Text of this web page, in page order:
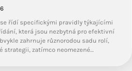
řídí specifickými pravidly týkajícími
která jsou nezbytná pro efektivní
zahrnuje různorodou sadu rolí,
strategii, zatímco neomezené…